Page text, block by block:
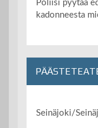
Poliisi pyytää
kadonneesta
Seinäjoki/